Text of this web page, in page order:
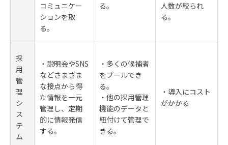
コミュニケー
ションを取
る。
る。
人数が絞られ
る。
採
用
管
理
シ
ス
テ
ム
・説明会やSNS
などさまざま
な接点から得
た情報を一元
管理し、定期
的に情報発信
する。
・多くの候補者
をプールでき
る。
・他の採用管理
機能のデータと
紐付けて管理で
きる。
・導入にコスト
がかかる